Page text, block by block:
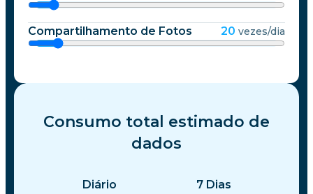
Compartilhamento de Fotos 20 vezes/dia
Consumo total estimado de
dados
Diário 7 Dias